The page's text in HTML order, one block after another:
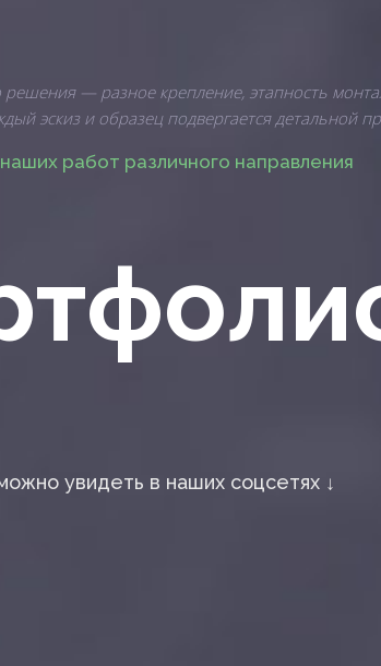
— разное крепление, этапность
эскиз и образец подвергается детальной
работ различного направления
увидеть в наших соцсетях ↓